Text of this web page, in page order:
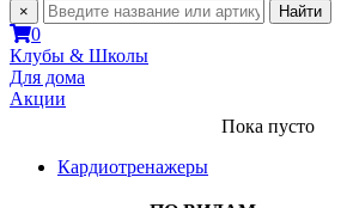
× Найти
0
Клубы & Школы
Для дома
Акции
Пока пусто
Кардиотренажеры